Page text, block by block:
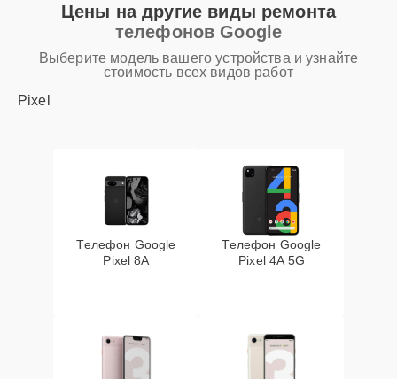
Цены на другие виды ремонта
телефонов Google
Выберите модель вашего устройства и узнайте
стоимость всех видов работ
Pixel
Телефон Google
Pixel 8A
Телефон Google
Pixel 4A 5G